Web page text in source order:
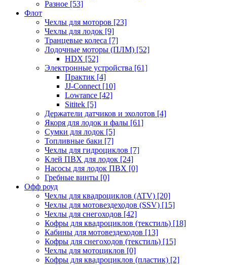
Разное [53]
Флот
Чехлы для моторов [23]
Чехлы для лодок [9]
Транцевые колеса [7]
Лодочные моторы (ПЛМ) [52]
HDX [52]
Электронные устройства [61]
Практик [4]
JJ-Connect [10]
Lowrance [42]
Sititek [5]
Держатели датчиков и эхолотов [4]
Якоря для лодок и фалы [61]
Сумки для лодок [5]
Топливные баки [7]
Чехлы для гидроциклов [7]
Клей ПВХ для лодок [24]
Насосы для лодок ПВХ [0]
Гребные винты [0]
Офф роуд
Чехлы для квадроциклов (ATV) [20]
Чехлы для мотовездеходов (SSV) [15]
Чехлы для снегоходов [42]
Кофры для квадроциклов (текстиль) [18]
Кабины для мотовездеходов [13]
Кофры для снегоходов (текстиль) [15]
Чехлы для мотоциклов [0]
Кофры для квадроциклов (пластик) [2]